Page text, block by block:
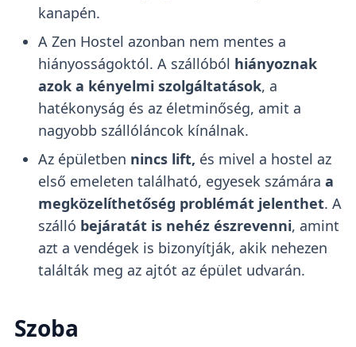
kanapén.
A Zen Hostel azonban nem mentes a
hiányosságoktól. A szállóból hiányoznak
azok a kényelmi szolgáltatások, a
hatékonyság és az életminőség, amit a
nagyobb szállóláncok kínálnak.
Az épületben nincs lift, és mivel a hostel az
első emeleten található, egyesek számára a
megközelíthetőség problémát jelenthet. A
szálló bejáratát is nehéz észrevenni, amint
azt a vendégek is bizonyítják, akik nehezen
találták meg az ajtót az épület udvarán.
Szoba